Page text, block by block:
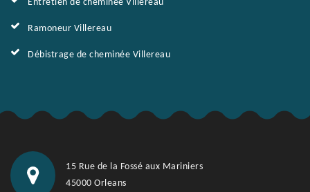
Entretien de cheminée Villereau
Ramoneur Villereau
Débistrage de cheminée Villereau
15 Rue de la Fossé aux Mariniers
45000 Orleans